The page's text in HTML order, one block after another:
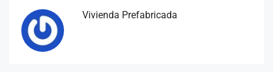
Vivienda Prefabricada